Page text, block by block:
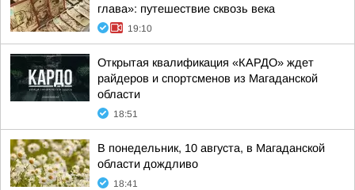
глава»: путешествие сквозь века
19:10
Открытая квалификация «КАРДО» ждет
райдеров и спортсменов из Магаданской
области
18:51
В понедельник, 10 августа, в Магаданской
области дождливо
18:41